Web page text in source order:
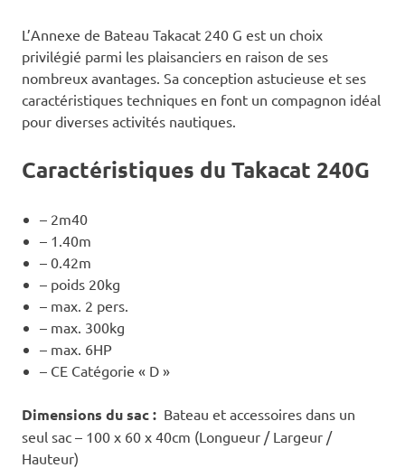
L’Annexe de Bateau Takacat 240 G est un choix
privilégié parmi les plaisanciers en raison de ses
nombreux avantages. Sa conception astucieuse et ses
caractéristiques techniques en font un compagnon idéal
pour diverses activités nautiques.
Caractéristiques du Takacat 240G
– 2m40
– 1.40m
– 0.42m
– poids 20kg
– max. 2 pers.
– max. 300kg
– max. 6HP
– CE Catégorie « D »
Dimensions du sac : Bateau et accessoires dans un
seul sac – 100 x 60 x 40cm (Longueur / Largeur /
Hauteur)